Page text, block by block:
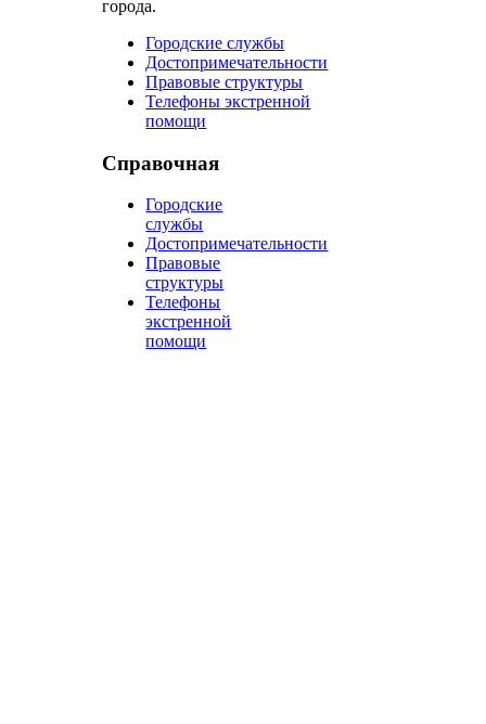
города.
Городские службы
Достопримечательности
Правовые структуры
Телефоны экстренной
помощи
Справочная
Городские
службы
Достопримечательности
Правовые
структуры
Телефоны
экстренной
помощи